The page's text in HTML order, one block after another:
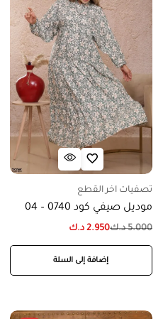
تصفيات اخر القطع
موديل صيفي كود 0740 – 04
5.000 د.ك2.950 د.ك
إضافة إلى السلة